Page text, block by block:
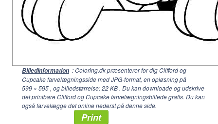
Billedinformation : Coloring.dk præsenterer for dig Clifford og
Cupcake farvelægningsside med JPG-format, en opløsning på
599 × 595 , og billedstørrelse: 22 KB . Du kan downloade og udskrive
det printbare Clifford og Cupcake farvelægningsbillede gratis. Du kan
også farvelægge det online nederst på denne side.
Print